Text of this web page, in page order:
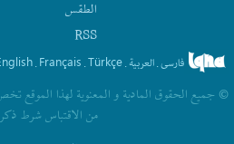
الطقس
RSS
فارسی. العربیة .
Türkçe
.
Français
.
© جمیع الحقوق المادیة و المعنویة لهذا الموقع تخص
من الاقتباس شرط